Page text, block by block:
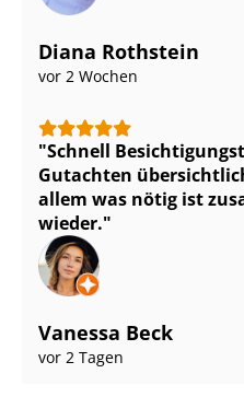
Diana Rothstein
vor 2 Wochen
Schnell
Gutachten
allem was nötig ist
wieder.
Vanessa Beck
vor 2 Tagen